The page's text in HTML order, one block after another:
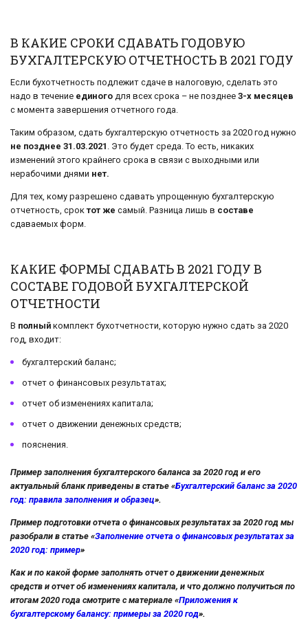
В КАКИЕ СРОКИ СДАВАТЬ ГОДОВУЮ
БУХГАЛТЕРСКУЮ ОТЧЕТНОСТЬ В 2021 ГОДУ
Если бухотчетность подлежит сдаче в налоговую, сделать это
надо в течение единого для всех срока – не позднее 3-х месяцев
с момента завершения отчетного года.
Таким образом, сдать бухгалтерскую отчетность за 2020 год нужно
не позднее 31.03.2021 . Это будет среда. То есть, никаких
изменений этого крайнего срока в связи с выходными или
нерабочими днями нет.
Для тех, кому разрешено сдавать упрощенную бухгалтерскую
отчетность, сроктот же самый. Разница лишь в составе
сдаваемых форм.
КАКИЕ ФОРМЫ СДАВАТЬ В 2021 ГОДУ В
СОСТАВЕ ГОДОВОЙ БУХГАЛТЕРСКОЙ
ОТЧЕТНОСТИ
В полный комплект бухотчетности, которую нужно сдать за 2020
год, входит:
бухгалтерский баланс;
отчет о финансовых результатах;
отчет об изменениях капитала;
отчет о движении денежных средств;
пояснения.
Пример заполнения бухгалтерского баланса за 2020 год и его
актуальный бланк приведены в статье «Бухгалтерский баланс за 2020
год: правила заполнения и образец».
Пример подготовки отчета о финансовых результатах за 2020 год мы
разобрали в статье «Заполнение отчета о финансовых результатах за
2020 год: пример»
Как и по какой форме заполнять отчет о движении денежных
средств и отчет об изменениях капитала, и что должно получиться по
итогам 2020 года смотрите с материале «Приложения к
бухгалтерскому балансу: примеры за 2020 год».